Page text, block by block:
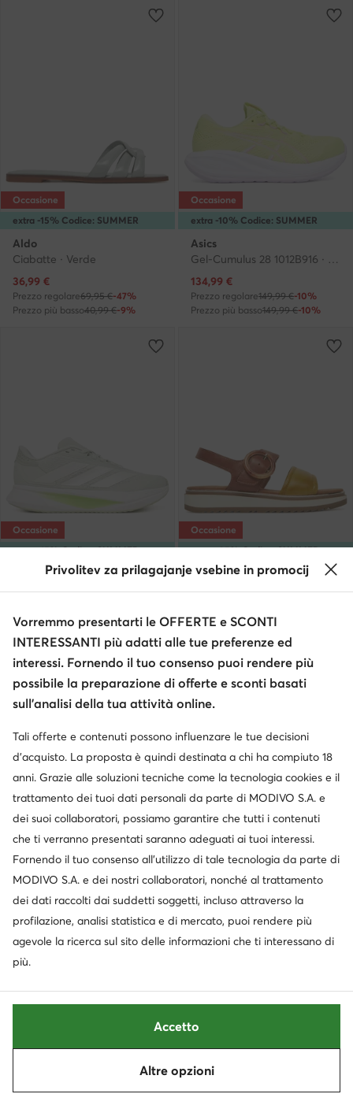
extra -15% Codice: SUMMER
Occasione
Aldo
Ciabatte · Verde
Prezzo attuale
36,99 €
Prezzo regolare69,95 €-47%
Prezzo più basso40,99 €-9%
extra -10% Codice: SUMMER
Occasione
Asics
Prezzo attuale
134,99 €
Prezzo regolare149,99 €-10%
Prezzo più basso149,99 €-10%
extra -15% Codice: SUMMER
Occasione
adidas
Duramo SL2 KJ4153 · Scarpe running
Prezzo regolare64,99 €-9%
Prezzo più basso64,99 €-9%
extra -35% Codice: SUMMER
Occasione
Marco Tozzi
Sandali · Verde
Prezzo regolare69,95 €
Prezzo più basso53,99 €
extra -35% Codice: SUMMER
Occasione
Pikolinos
Sandali · Verde
Prezzo attuale
99,99€
Prezzo regolare
Prezzo più basso
extra -15% Codice: SUMMER
Polo Ralph Lauren
Sneakers · Verde
Prezzo attuale
127,99€
Privolitev za prilagajanje vsebine in promocij
Vorremmo presentarti le OFFERTE e SCONTI
INTERESSANTI più adatti alle tue preferenze ed
interessi. Fornendo il tuo consenso puoi rendere più
possibile la preparazione di offerte e sconti basati
sull’analisi della tua attività online.
Tali offerte e contenuti possono influenzare le tue decisioni
d’acquisto. La proposta è quindi destinata a chi ha compiuto 18
anni. Grazie alle soluzioni tecniche come la tecnologia cookies e il
trattamento dei tuoi dati personali da parte di MODIVO S.A. e
dei suoi collaboratori, possiamo garantire che tutti i contenuti
che ti verranno presentati saranno adeguati ai tuoi interessi.
Fornendo il tuo consenso all’utilizzo di tale tecnologia da parte di
MODIVO S.A. e dei nostri collaboratori, nonché al trattamento
dei dati raccolti dai suddetti soggetti, incluso attraverso la
profilazione, analisi statistica e di mercato, puoi rendere più
agevole la ricerca sul sito delle informazioni che ti interessano di
più.
Altre opzioni
Accetto